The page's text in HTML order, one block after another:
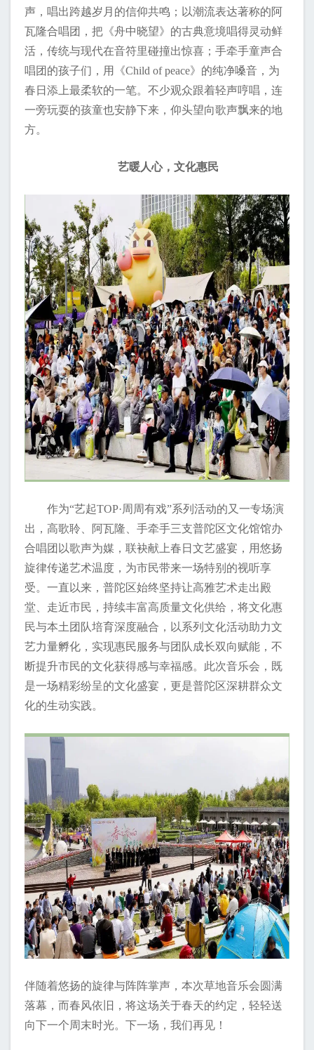
声，唱出跨越岁月的信仰共鸣；以潮流表达著称的阿
瓦隆合唱团，把《舟中晓望》的古典意境唱得灵动鲜
活，传统与现代在音符里碰撞出惊喜；手牵手童声合
唱团的孩子们，用《Child of peace》的纯净嗓音，为
春日添上最柔软的一笔。不少观众跟着轻声哼唱，连
一旁玩耍的孩童也安静下来，仰头望向歌声飘来的地
方。
艺暖人心，文化惠民
作为“艺起TOP·周周有戏”系列活动的又一专场演
出，高歌聆、阿瓦隆、手牵手三支普陀区文化馆馆办
合唱团以歌声为媒，联袂献上春日文艺盛宴，用悠扬
旋律传递艺术温度，为市民带来一场特别的视听享
受。一直以来，普陀区始终坚持让高雅艺术走出殿
堂、走近市民，持续丰富高质量文化供给，将文化惠
民与本土团队培育深度融合，以系列文化活动助力文
艺力量孵化，实现惠民服务与团队成长双向赋能，不
断提升市民的文化获得感与幸福感。此次音乐会，既
是一场精彩纷呈的文化盛宴，更是普陀区深耕群众文
化的生动实践。
伴随着悠扬的旋律与阵阵掌声，本次草地音乐会圆满
落幕，而春风依旧，将这场关于春天的约定，轻轻送
向下一个周末时光。下一场，我们再见！